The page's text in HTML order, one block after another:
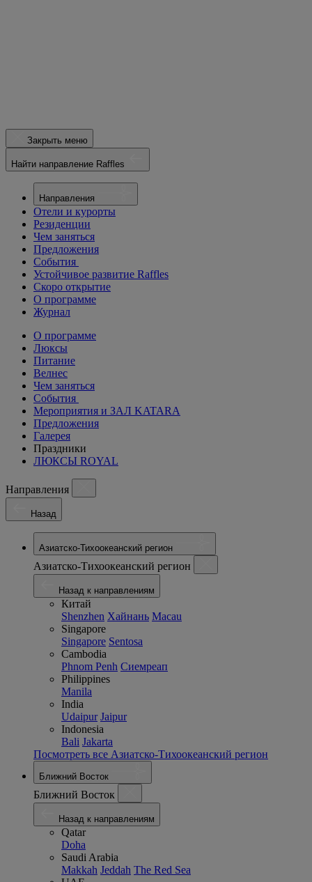
Закрыть меню
Найти направление Raffles
Направления
Отели и курорты
Резиденции
Чем заняться
Предложения
События
Устойчивое развитие Raffles
Скоро открытие
О программе
Журнал
О программе
Люксы
Питание
Велнес
Чем заняться
События
Мероприятия и ЗАЛ KATARA
Предложения
Галерея
Праздники
ЛЮКСЫ ROYAL
Направления
Назад
Азиатско-Тихоокеанский регион
Азиатско-Тихоокеанский регион
Назад к направлениям
Китай
Shenzhen Хайнань Macau
Singapore
Singapore Sentosa
Cambodia
Phnom Penh Сиемреап
Philippines
Manila
India
Udaipur Jaipur
Indonesia
Bali Jakarta
Посмотреть все Азиатско-Тихоокеанский регион
Ближний Восток
Ближний Восток
Назад к направлениям
Qatar
Doha
Saudi Arabia
Makkah Jeddah The Red Sea